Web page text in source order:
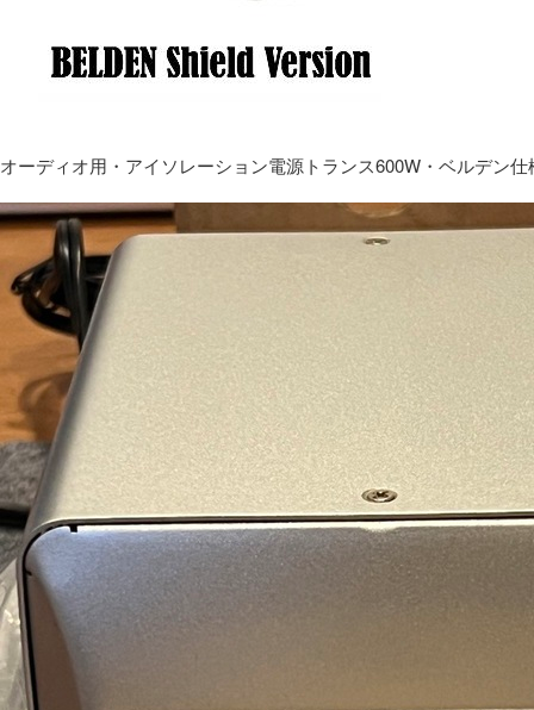
オーディオ用・アイソレーション電源トランス600W・ベルデン仕